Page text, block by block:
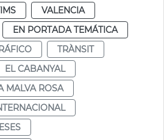
VALENCIA
EN PORTADA TEMÁTICA
TRÀNSIT
EL CABANYAL
MALVA ROSA